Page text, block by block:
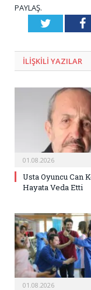
PAYLAŞ.
Twitter
ILIŞKILI YAZILAR
01.08.2026
Usta Oyuncu Can
Hayata Veda Etti
01.08.2026